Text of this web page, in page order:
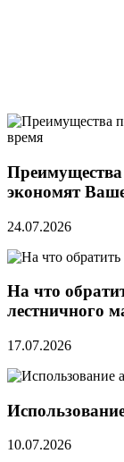
экономят
24.07.2026
На что
лестничного
17.07.2026
10.07.2026